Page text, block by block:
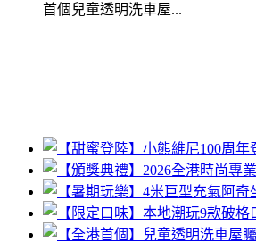
首個兒童透明洗車屋...